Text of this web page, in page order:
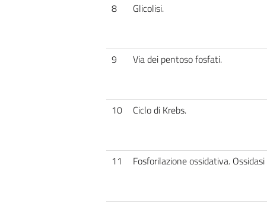
8
Glicolisi.
9
Via dei pentoso fosfati.
10
Ciclo di Krebs.
11
Fosforilazione ossidativa.